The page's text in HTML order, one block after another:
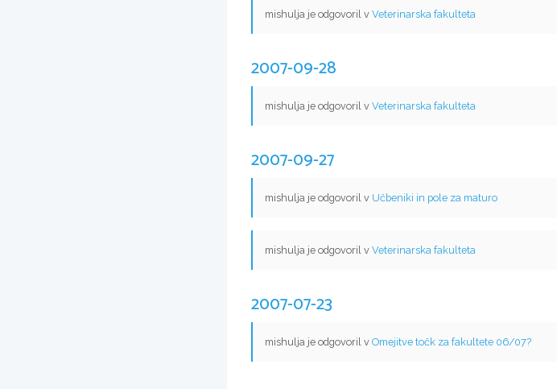
mishulja je odgovoril v Veterinarska fakulteta
2007-09-28
mishulja je odgovoril v Veterinarska fakulteta
2007-09-27
mishulja je odgovoril v Učbeniki in pole za maturo
mishulja je odgovoril v Veterinarska fakulteta
2007-07-23
mishulja je odgovoril v Omejitve točk za fakultete 06/07?